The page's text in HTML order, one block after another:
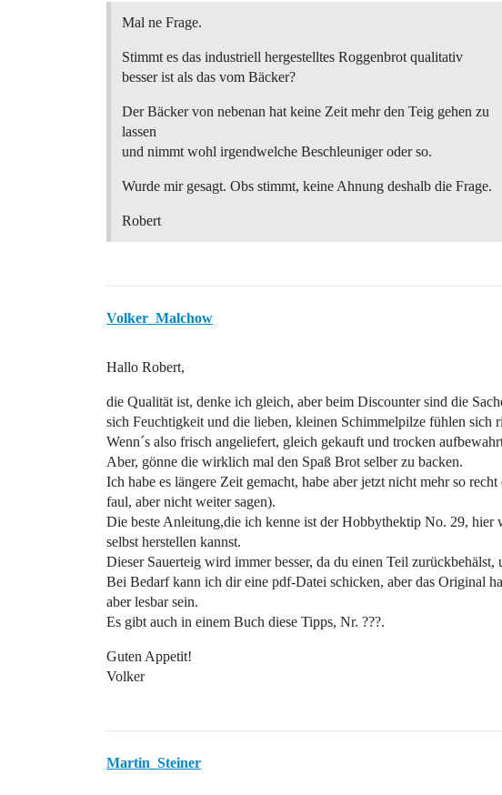
Mal ne Frage.
Stimmt es das industriell hergestelltes Roggenbrot qualitativ
besser ist als das vom Bäcker?
Der Bäcker von nebenan hat keine Zeit mehr den Teig gehen zu
lassen
und nimmt wohl irgendwelche Beschleuniger oder so.
Wurde mir gesagt. Obs stimmt, keine Ahnung deshalb die Frage.
Robert
Volker_Malchow
Hallo Robert,
die Qualität ist, denke ich gleich, aber beim Discounter sind die
sich Feuchtigkeit und die lieben, kleinen Schimmelpilze fühlen sich
Wenn´s also frisch angeliefert, gleich gekauft und trocken
Aber, gönne die wirklich mal den Spaß Brot selber zu backen.
Ich habe es längere Zeit gemacht, habe aber jetzt nicht mehr so
faul, aber nicht weiter sagen).
Die beste Anleitung,die ich kenne ist der Hobbythektip No. 29, hier
selbst herstellen kannst.
Dieser Sauerteig wird immer besser, da du einen Teil zurückbehälst,
Bei Bedarf kann ich dir eine pdf-Datei schicken, aber das Original
aber lesbar sein.
Es gibt auch in einem Buch diese Tipps, Nr. ???.
Guten Appetit!
Volker
Martin_Steiner